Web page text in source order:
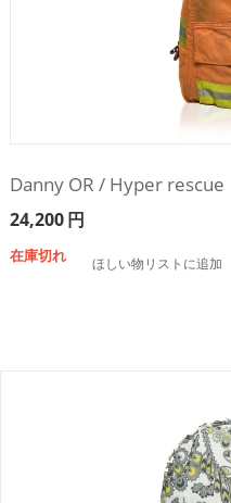
Danny OR / Hyper rescue
24,200円
在庫切れ ほしい物リストに追加